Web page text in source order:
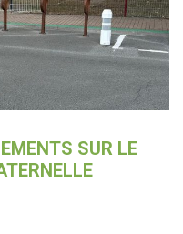
SUR LE